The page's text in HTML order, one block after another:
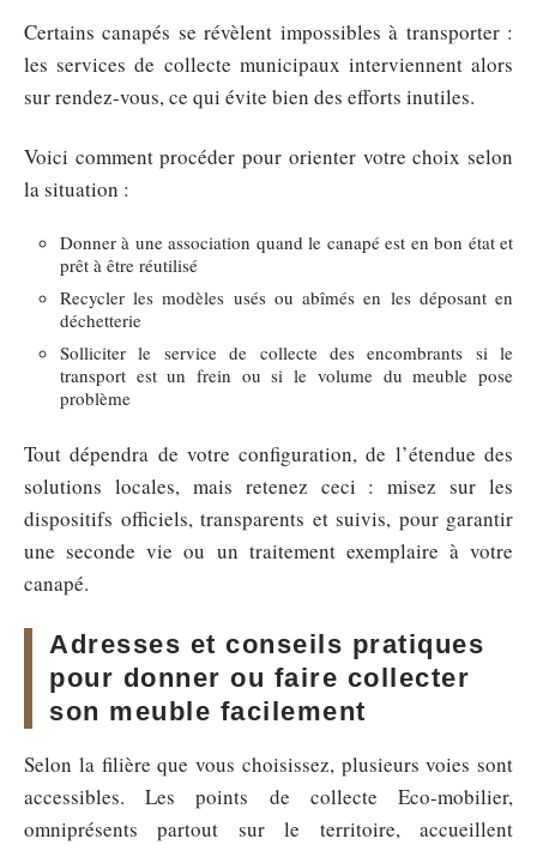
Certains canapés se révèlent impossibles à transporter :
les services de collecte municipaux interviennent alors
sur rendez-vous, ce qui évite bien des efforts inutiles.
Voici comment procéder pour orienter votre choix selon
la situation :
Donner à une association quand le canapé est en bon état et
prêt à être réutilisé
Recycler les modèles usés ou abîmés en les déposant en
déchetterie
Solliciter le service de collecte des encombrants si le
transport est un frein ou si le volume du meuble pose
problème
Tout dépendra de votre configuration, de l’étendue des
solutions locales, mais retenez ceci : misez sur les
dispositifs officiels, transparents et suivis, pour garantir
une seconde vie ou un traitement exemplaire à votre
canapé.
Adresses et conseils pratiques
pour donner ou faire collecter
son meuble facilement
Selon la filière que vous choisissez, plusieurs voies sont
accessibles. Les points de collecte Eco-mobilier,
omniprésents partout sur le territoire, accueillent